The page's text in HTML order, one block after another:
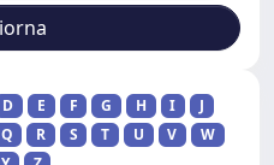
D E F G H I
J
Q R S T U V
W